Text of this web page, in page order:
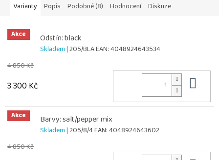
Varianty Popis Podobné (8) Hodnocení Diskuze
Akce Odstín: black
Skladem| 205/BLAEAN:4048924643534
4 850 Kč
3 300 Kč
Akce Barvy: salt/pepper mix
Skladem| 205/8/4EAN:4048924643602
4 850 Kč